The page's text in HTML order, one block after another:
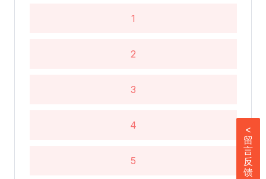
1
2
3
4
5
<
留
言
反
馈